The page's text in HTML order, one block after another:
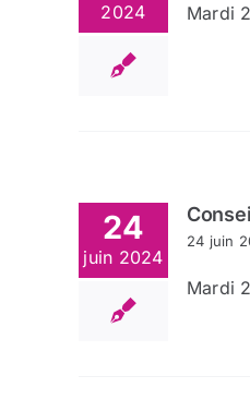
2024
Mardi
24
juin 2024
24 juin
Mardi